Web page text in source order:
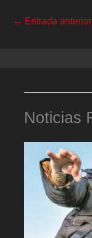
← Entrada anterior
Noticias